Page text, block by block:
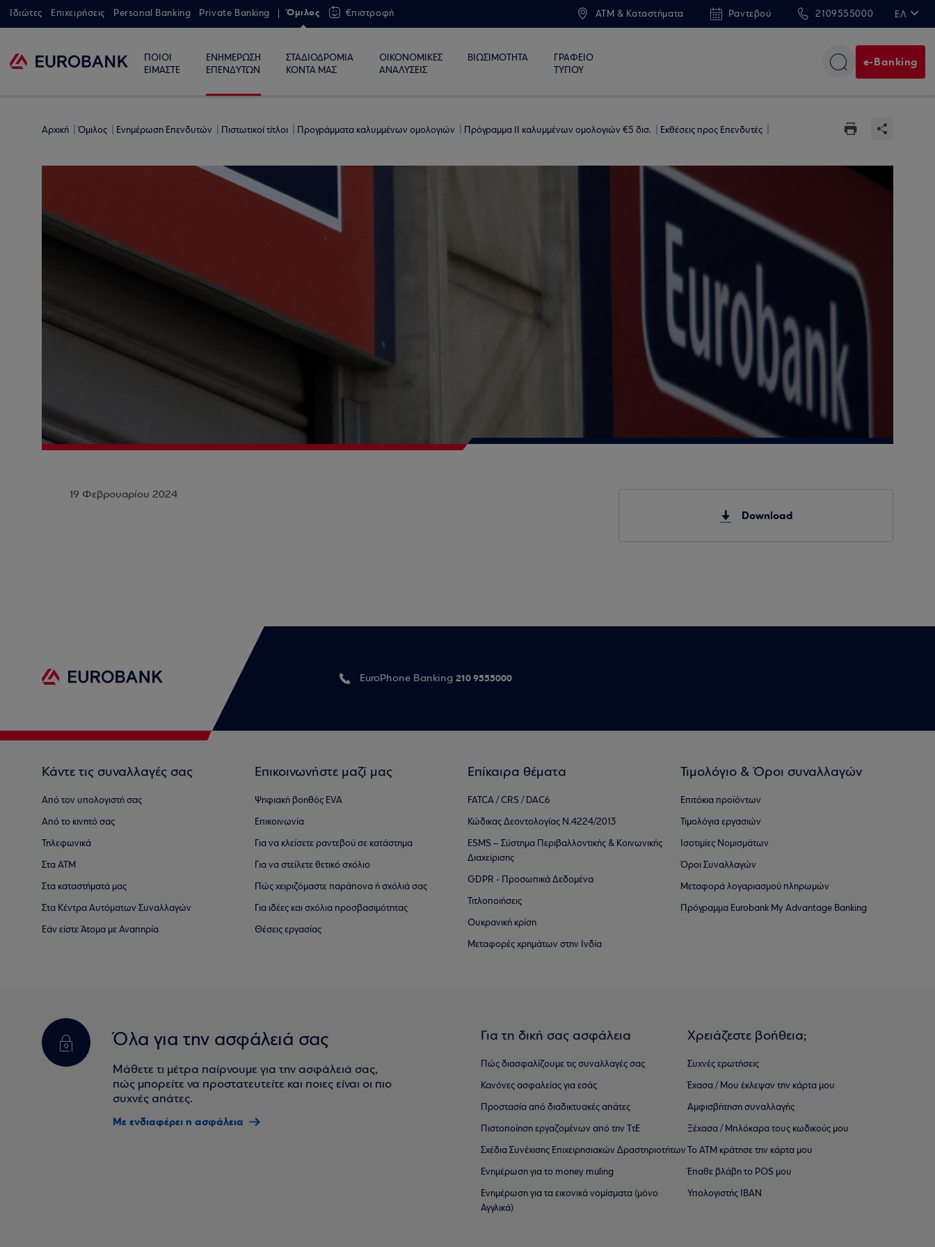
Ιδιώτες Επιχειρήσεις Personal Banking Private Banking Όμιλος €πιστροφή ATM & Καταστήματα Ραντεβού 2109555000 ΕΛ
ΠΟΙΟΙ
ΕΙΜΑΣΤΕ
ΕΝΗΜΕΡΩΣΗ
ΕΠΕΝΔΥΤΩΝ
ΣΤΑΔΙΟΔΡΟΜΙΑ
ΚΟΝΤΑ ΜΑΣ
ΟΙΚΟΝΟΜΙΚΕΣ
ΑΝΑΛΥΣΕΙΣ
ΒΙΩΣΙΜΟΤΗΤΑ
ΓΡΑΦΕΙΟ
ΤΥΠΟΥ
e-Banking
Αρχική Όμιλος Ενημέρωση Επενδυτών Πιστωτικοί τίτλοι Προγράμματα καλυμμένων ομολογιών Πρόγραμμα ΙΙ καλυμμένων ομολογιών €5 δισ. Εκθέσεις προς Επενδυτές
19 Φεβρουαρίου 2024
Download
EuroPhone Banking 210 9555000
Κάντε τις συναλλαγές σας
Από τον υπολογιστή σας
Από το κινητό σας
Τηλεφωνικά
Στα ΑΤΜ
Στα καταστήματά μας
Στα Κέντρα Αυτόματων Συναλλαγών
Εάν είστε Άτομα με Αναπηρία
Επικοινωνήστε μαζί μας
Ψηφιακή βοηθός EVA
Επικοινωνία
Για να κλείσετε ραντεβού σε κατάστημα
Για να στείλετε θετικό σχόλιο
Πώς χειριζόμαστε παράπονα ή σχόλιά σας
Για ιδέες και σχόλια προσβασιμότητας
Θέσεις εργασίας
Επίκαιρα θέματα
FATCA / CRS / DAC6
Κώδικας Δεοντολογίας Ν.4224/2013
ESMS – Σύστημα Περιβαλλοντικής & Κοινωνικής
Διαχείρισης
GDPR - Προσωπικά Δεδομένα
Τιτλοποιήσεις
Ουκρανική κρίση
Μεταφορές χρημάτων στην Ινδία
Τιμολόγιο & Όροι συναλλαγών
Επιτόκια προϊόντων
Τιμολόγια εργασιών
Ισοτιμίες Νομισμάτων
Όροι Συναλλαγών
Μεταφορά λογαριασμού πληρωμών
Πρόγραμμα Eurobank My Advantage Banking
Όλα για την ασφάλειά σας
Μάθετε τι μέτρα παίρνουμε για την ασφάλειά σας,
πώς μπορείτε να προστατευτείτε και ποιες είναι οι πιο
συχνές απάτες.
Με ενδιαφέρει η ασφάλεια
Για τη δική σας ασφάλεια
Πώς διασφαλίζουμε τις συναλλαγές σας
Κανόνες ασφαλείας για εσάς
Προστασία από διαδικτυακές απάτες
Πιστοποίηση εργαζομένων από την ΤτΕ
Σχέδια Συνέχισης Επιχειρησιακών ∆ραστηριοτήτων
Ενημέρωση για το money muling
Ενημέρωση για τα εικονικά νομίσματα (μόνο
Αγγλικά)
Χρειάζεστε βοήθεια;
Συχνές ερωτήσεις
Έχασα / Μου έκλεψαν την κάρτα μου
Αμφισβήτηση συναλλαγής
Ξέχασα / Μπλόκαρα τους κωδικούς μου
Το ΑΤΜ κράτησε την κάρτα μου
Έπαθε βλάβη το POS μου
Υπολογιστής IBAN